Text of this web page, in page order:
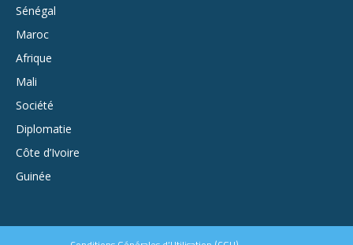
Sénégal
Maroc
Afrique
Mali
Société
Diplomatie
Côte d’Ivoire
Guinée